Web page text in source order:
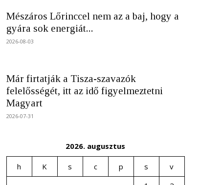
Mészáros Lőrinccel nem az a baj, hogy a
gyára sok energiát...
2026-08-03
Már firtatják a Tisza-szavazók
felelősségét, itt az idő figyelmeztetni
Magyart
2026-07-31
2026. augusztus
h K s c p s
v